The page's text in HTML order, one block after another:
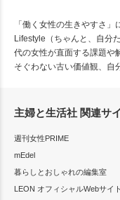
「働く女性の生きやすさ
Lifestyle（ちゃんと、自分
代の女性が直面する課題や
そぐわない古い価値観、自
主婦と生活社 関連サ
週刊女性PRIME
mEdel
暮らしとおしゃれの編集室
LEON オフィシャルWebサイト